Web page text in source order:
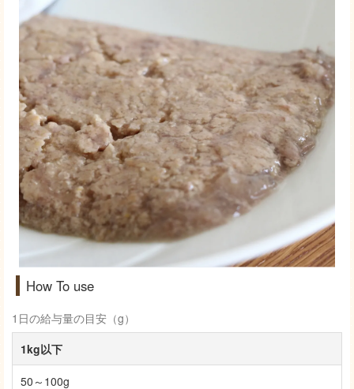
How To use
1日の給与量の目安（g）
1kg以下
50～100g